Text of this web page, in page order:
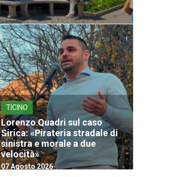
TICINO
Lorenzo Quadri sul caso
Sirica: «Pirateria stradale di
sinistra e morale a due
velocità»
07 Agosto 2026